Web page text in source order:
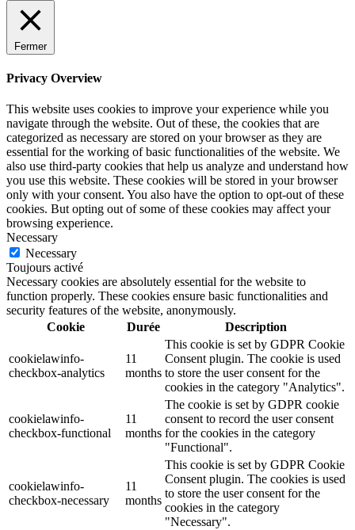
Fermer
Privacy Overview
This website uses cookies to improve your experience while you
navigate through the website. Out of these, the cookies that are
categorized as necessary are stored on your browser as they are
essential for the working of basic functionalities of the website. We
also use third-party cookies that help us analyze and understand how
you use this website. These cookies will be stored in your browser
only with your consent. You also have the option to opt-out of these
cookies. But opting out of some of these cookies may affect your
browsing experience.
Necessary
Necessary
Toujours activé
Necessary cookies are absolutely essential for the website to
function properly. These cookies ensure basic functionalities and
security features of the website, anonymously.
Cookie
Durée Description
cookielawinfo-
checkbox-analytics
11
months
This cookie is set by GDPR Cookie
Consent plugin. The cookie is used
to store the user consent for the
cookies in the category "Analytics".
cookielawinfo-
checkbox-functional
11
months
The cookie is set by GDPR cookie
consent to record the user consent
for the cookies in the category
"Functional".
cookielawinfo-
checkbox-necessary
11
months
This cookie is set by GDPR Cookie
Consent plugin. The cookies is used
to store the user consent for the
cookies in the category
"Necessary".